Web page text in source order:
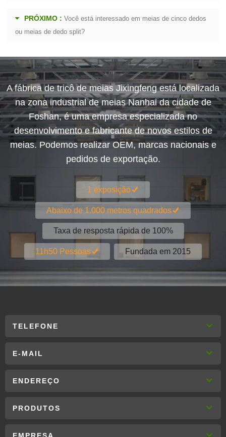
PRÓXIMO : Você está interessado em meias de cinco dedos
ou meias de dedo split?
A fábrica de tricô de meias Jixingfeng está localizada
na zona industrial de meias Nanhai da cidade de
Foshan, é uma empresa especializada no
desenvolvimento e fabricante de novos estilos de
meias. Podemos realizar OEM, marcas nacionais e
pedidos de exportação.
1 exposição
Abaixo de 1.000 metros quadrados
Taxa de resposta rápida de 100%
11h50 Pessoas Fundada em 2015
TELEFONE
E-MAIL
ENDEREÇO
PRODUTOS